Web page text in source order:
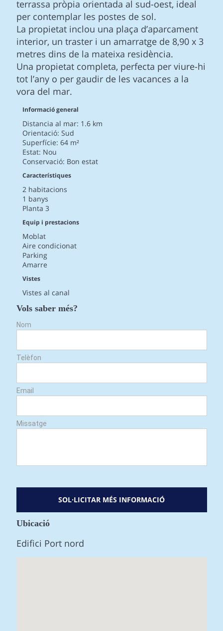
terrassa pròpia orientada al sud-oest, ideal
per contemplar les postes de sol.
La propietat inclou una plaça d’aparcament
interior, un traster i un amarratge de 8,90 x 3
metres dins de la mateixa residència.
Una propietat completa, perfecta per viure-hi
tot l’any o per gaudir de les vacances a la
vora del mar.
Informació general
Distancia al mar: 1.6 km
Orientació: Sud
Superfície: 64 m²
Estat: Nou
Conservació: Bon estat
Característiques
2 habitacions
1 banys
Planta 3
Equip i prestacions
Moblat
Aire condicionat
Parking
Amarre
Vistes
Vistes al canal
Vols saber més?
Nom
Telèfon
Email
Missatge
Ubicació
Edifici Port nord